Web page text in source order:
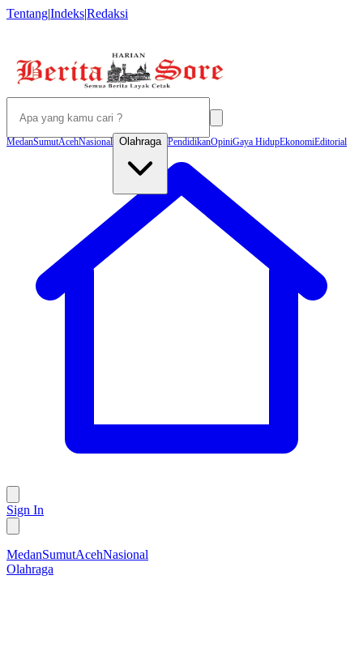
Tentang|Indeks|Redaksi
MedanSumutAcehNasional Olahraga PendidikanOpiniGaya HidupEkonomiEditorial
Sign In
MedanSumutAcehNasional
Olahraga